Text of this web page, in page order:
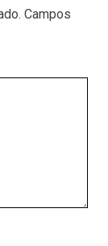
Campos